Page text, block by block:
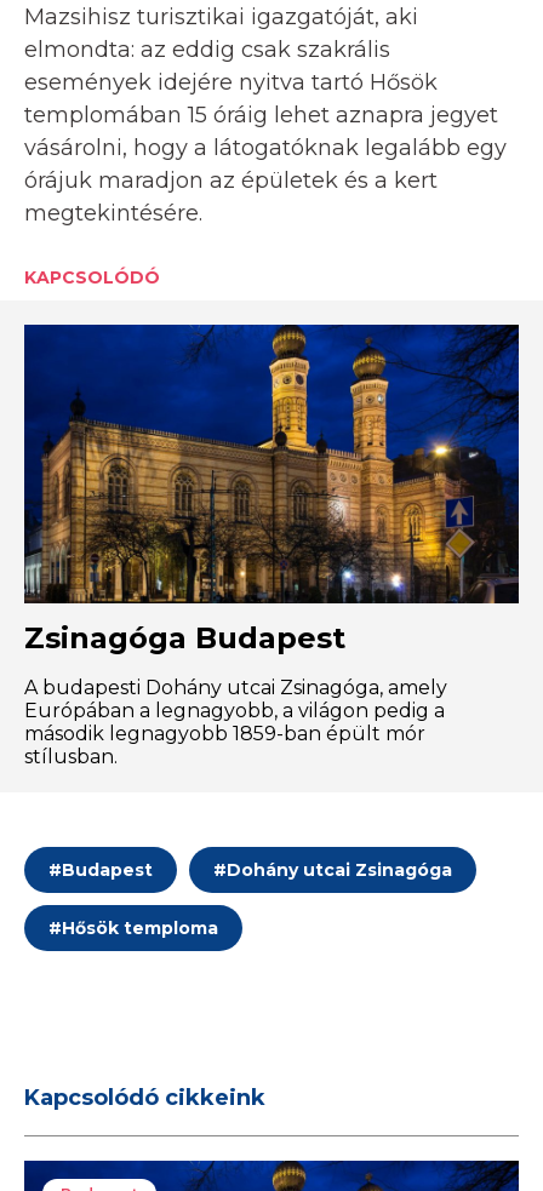
Mazsihisz turisztikai igazgatóját, aki
elmondta: az eddig csak szakrális
események idejére nyitva tartó Hősök
templomában 15 óráig lehet aznapra jegyet
vásárolni, hogy a látogatóknak legalább egy
órájuk maradjon az épületek és a kert
megtekintésére.
KAPCSOLÓDÓ
Zsinagóga Budapest
A budapesti Dohány utcai Zsinagóga, amely
Európában a legnagyobb, a világon pedig a
második legnagyobb 1859-ban épült mór
stílusban.
#Budapest #Dohány utcai Zsinagóga
#Hősök temploma
Kapcsolódó cikkeink